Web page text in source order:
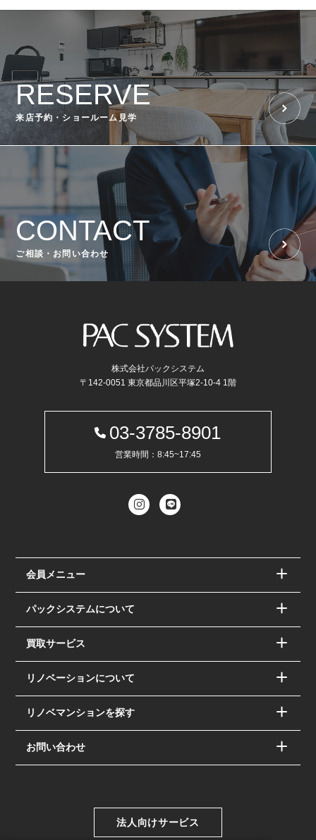
RESERVE
来店予約・ショールーム見学
CONTACT
ご相談・お問い合わせ
株式会社パックシステム
〒142-0051 東京都品川区平塚2-10-4 1階
03-3785-8901
営業時間：8:45~17:45
会員メニュー
パックシステムについて
買取サービス
リノベーションについて
リノベマンションを探す
お問い合わせ
法人向けサービス